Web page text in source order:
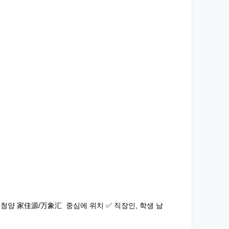
양 家佳源/万象汇 중심에 위치 ✅ 직장인, 학생 남